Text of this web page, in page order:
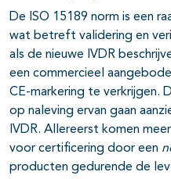
De ISO 15189 norm is een
wat betreft validering en
als de nieuwe IVDR
een commercieel
CE-markering te verkrijgen.
op naleving ervan gaan
IVDR. Allereerst komen
voor certificering door een
producten gedurende de